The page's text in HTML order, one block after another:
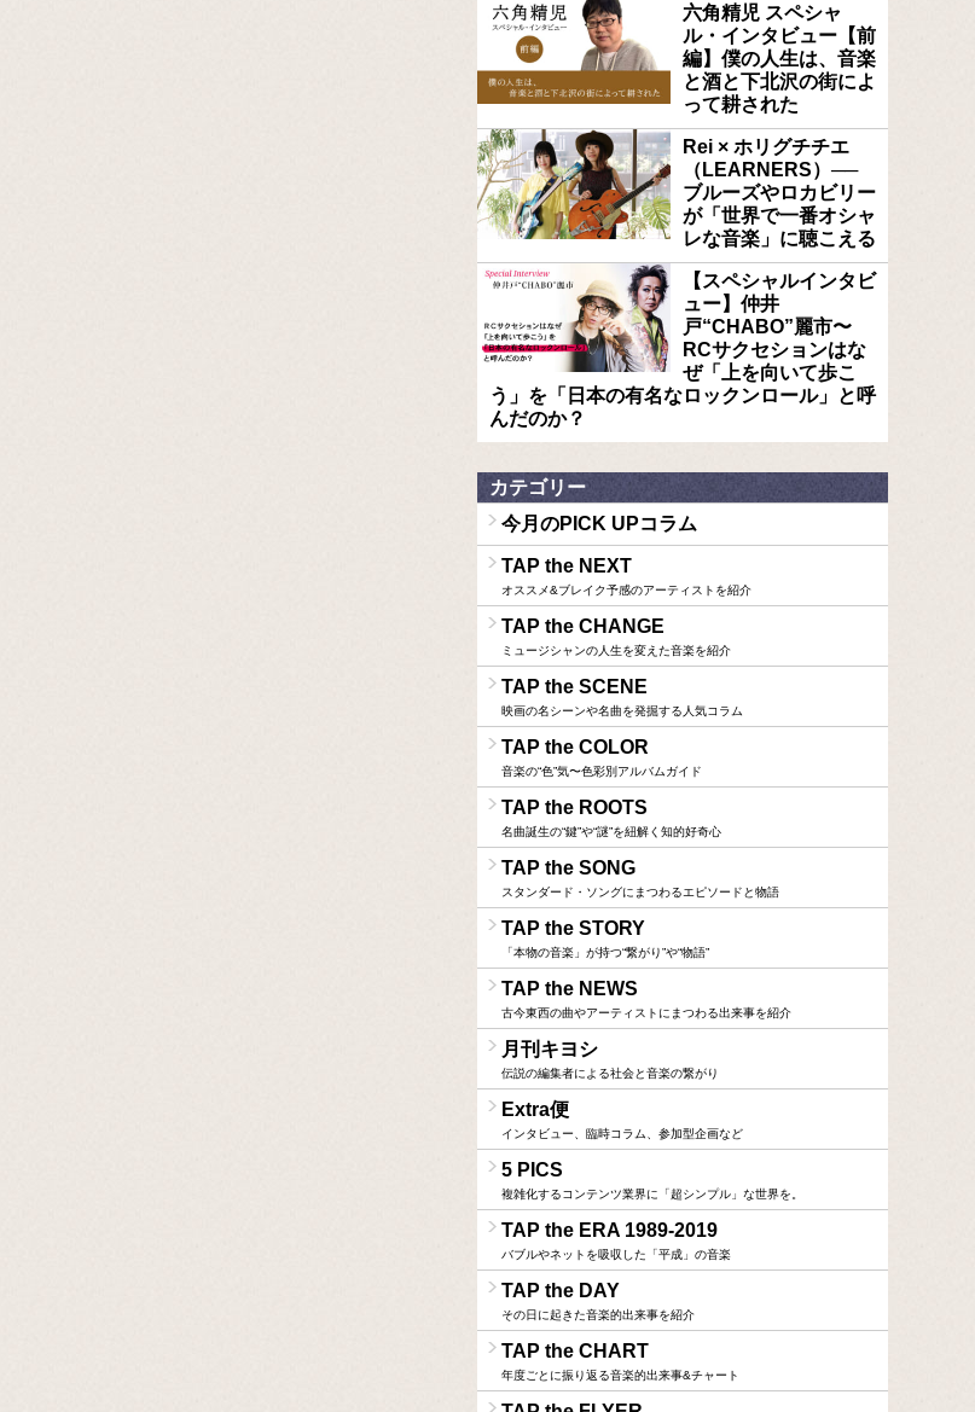
六角精児 スペシャ
ル・インタビュー【前
編】僕の人生は、音楽
と酒と下北沢の街によ
って耕された
Rei × ホリグチチエ
（LEARNERS）──
ブルーズやロカビリー
が「世界で一番オシャ
レな音楽」に聴こえる
【スペシャルインタビ
ュー】仲井
戸“CHABO”麗市〜
RCサクセションはな
ぜ「上を向いて歩こ
う」を「日本の有名なロックンロール」と呼
んだのか？
カテゴリー
今月のPICK UPコラム
TAP the NEXT
オススメ&ブレイク予感のアーティストを紹介
TAP the CHANGE
ミュージシャンの人生を変えた音楽を紹介
TAP the SCENE
映画の名シーンや名曲を発掘する人気コラム
TAP the COLOR
音楽の“色”気〜色彩別アルバムガイド
TAP the ROOTS
名曲誕生の“鍵”や“謎”を紐解く知的好奇心
TAP the SONG
スタンダード・ソングにまつわるエピソードと物語
TAP the STORY
「本物の音楽」が持つ“繋がり”や“物語”
TAP the NEWS
古今東西の曲やアーティストにまつわる出来事を紹介
月刊キヨシ
伝説の編集者による社会と音楽の繋がり
Extra便
インタビュー、臨時コラム、参加型企画など
5 PICS
複雑化するコンテンツ業界に「超シンプル」な世界を。
TAP the ERA 1989-2019
バブルやネットを吸収した「平成」の音楽
TAP the DAY
その日に起きた音楽的出来事を紹介
TAP the CHART
年度ごとに振り返る音楽的出来事&チャート